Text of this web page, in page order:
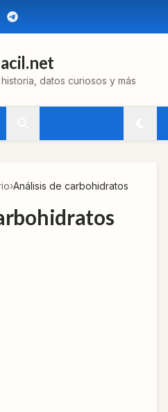
datos curiosos y más
›Análisis de carbohidratos